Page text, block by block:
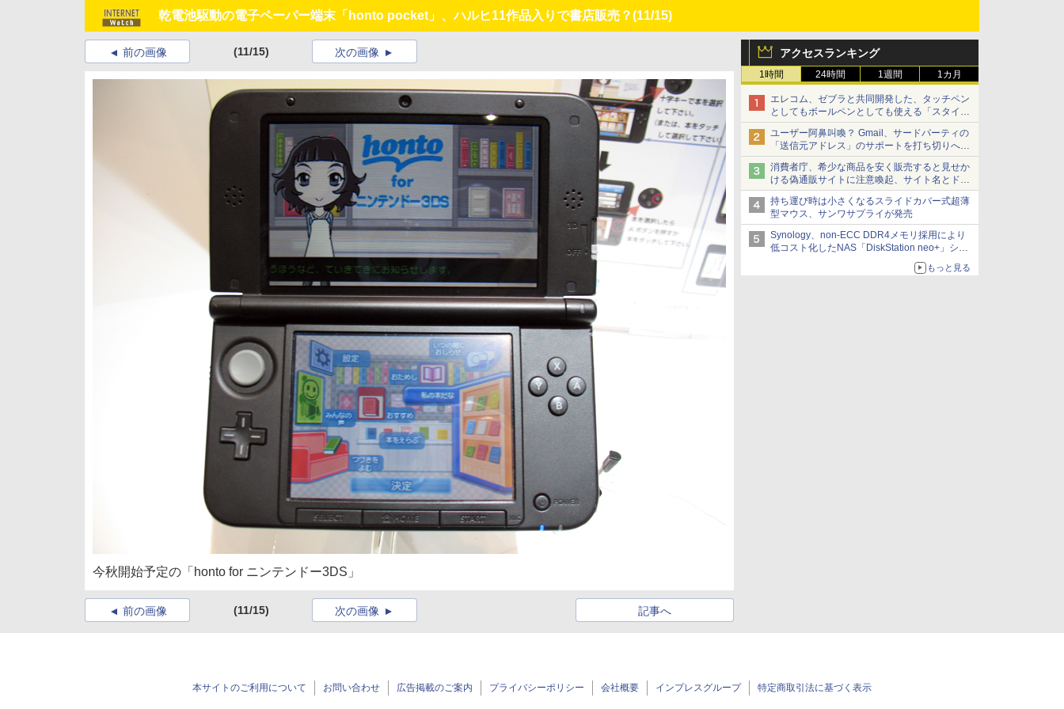
乾電池駆動の電子ペーパー端末「honto pocket」、ハルヒ11作品入りで書店販売？(11/15)
アクセスランキング
1時間 24時間 1週間 1カ月
エレコム、ゼブラと共同開発した、タッチペン
としてもボールペンとしても使える「スタイラ
スツーウェイ」発売 iPadにも紙にも、持ち替
えずに書き込める
ユーザー阿鼻叫喚？ Gmail、サードパーティの
「送信元アドレス」のサポートを打ち切りへ
【やじうまWatch】
消費者庁、希少な商品を安く販売すると見せか
ける偽通販サイトに注意喚起、サイト名とドメ
イン名を公表
持ち運び時は小さくなるスライドカバー式超薄
型マウス、サンワサプライが発売
Synology、non-ECC DDR4メモリ採用により
低コスト化したNAS「DiskStation neo+」シリ
ーズ 予算を抑えて導入でき、ECCメモリへの
もっと見る
前の画像 (11/15) 次の画像
今秋開始予定の「honto for ニンテンドー3DS」
前の画像 (11/15) 記事へ
次の画像
本サイトのご利用について お問い合わせ 広告掲載のご案内 プライバシーポリシー 会社概要 インプレスグループ 特定商取引法に基づく表示